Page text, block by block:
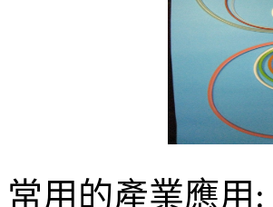
常用的產業應用 :